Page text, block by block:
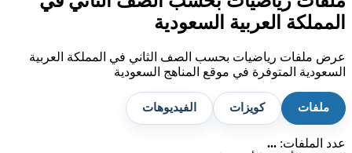
المملكة العربية السعودية
عرض ملفات رياضيات بحسب الصف الثاني في المملكة العربية
السعودية المتوفرة في موقع المناهج السعودية
ملفات كويزات الفيديوهات
عدد الملفات: ...